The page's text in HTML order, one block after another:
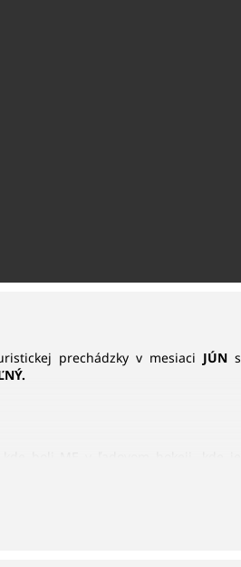
prechádzky v mesiaci JÚNs
nachádza chalúpka pani Čenkovej a